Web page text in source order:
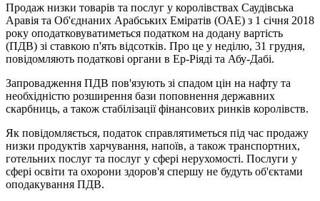
Продаж низки товарів та послуг у королівствах Саудівська
Аравія та Об'єднаних Арабських Еміратів (ОАЕ) з 1 січня 2018
року оподатковуватиметься податком на додану вартість
(ПДВ) зі ставкою п'ять відсотків. Про це у неділю, 31 грудня,
повідомляють податкові органи в Ер-Ріяді та Абу-Дабі.
Запровадження ПДВ пов'язують зі спадом цін на нафту та
необхідністю розширення бази поповнення державних
скарбниць, а також стабілізації фінансових ринків королівств.
Як повідомляється, податок справлятиметься під час продажу
низки продуктів харчування, напоїв, а також транспортних,
готельних послуг та послуг у сфері нерухомості. Послуги у
сфері освіти та охорони здоров'я спершу не будуть об'єктами
оподакування ПДВ.